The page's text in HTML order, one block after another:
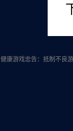
健康游戏忠告：抵制不良